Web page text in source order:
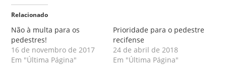
Relacionado
Não à multa para os
pedestres!
16 de novembro de 2017
Em "Última Página"
Prioridade para o pedestre
recifense
24 de abril de 2018
Em "Última Página"